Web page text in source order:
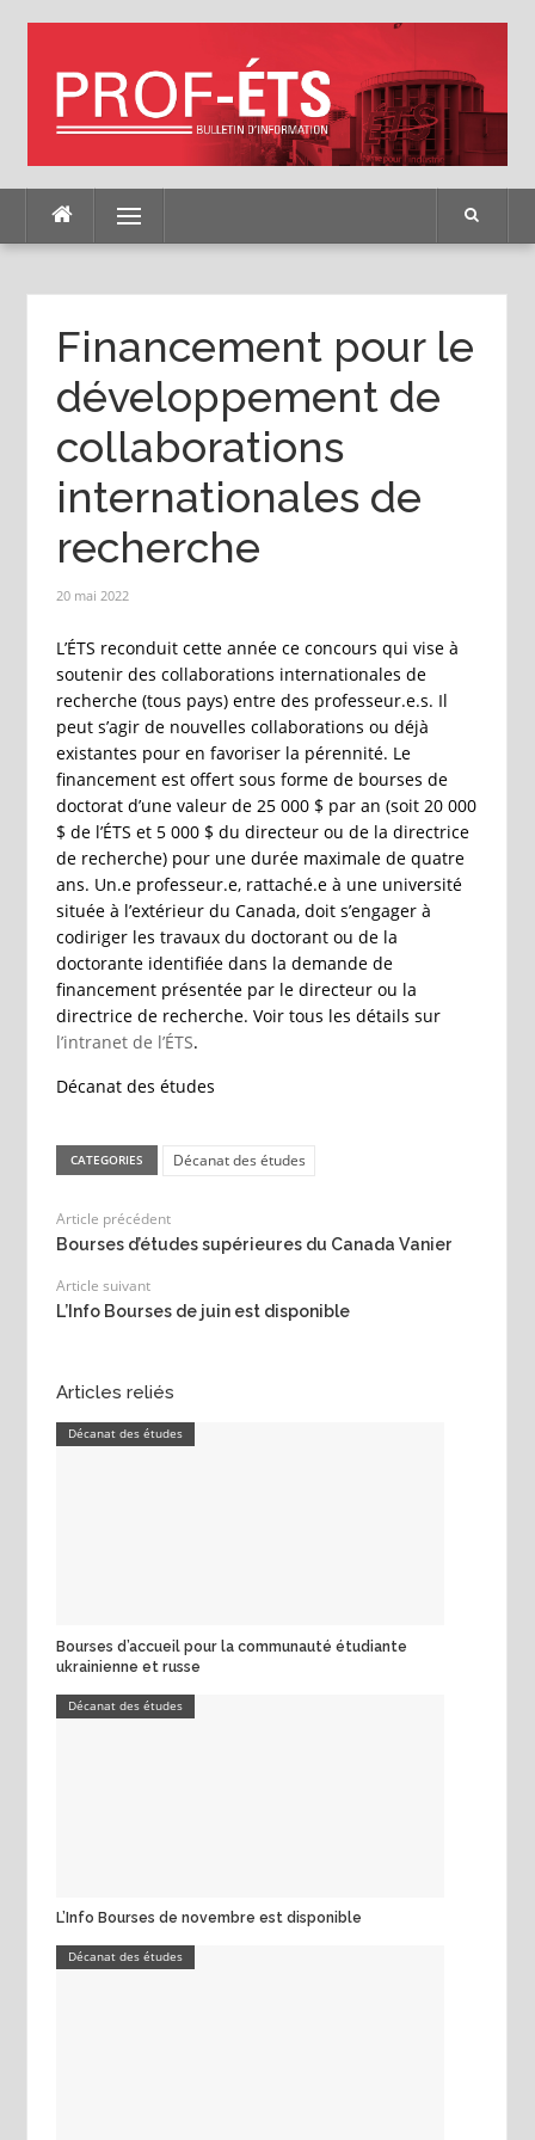
Menu
Financement pour le
développement de
collaborations
internationales de
recherche
20 mai 2022
L’ÉTS reconduit cette année ce concours qui vise à
soutenir des collaborations internationales de
recherche (tous pays) entre des professeur.e.s. Il
peut s’agir de nouvelles collaborations ou déjà
existantes pour en favoriser la pérennité. Le
financement est offert sous forme de bourses de
doctorat d’une valeur de 25 000 $ par an (soit 20 000
$ de l’ÉTS et 5 000 $ du directeur ou de la directrice
de recherche) pour une durée maximale de quatre
ans. Un.e professeur.e, rattaché.e à une université
située à l’extérieur du Canada, doit s’engager à
codiriger les travaux du doctorant ou de la
doctorante identifiée dans la demande de
financement présentée par le directeur ou la
directrice de recherche. Voir tous les détails sur
l’intranet de l’ÉTS.
Décanat des études
CATEGORIES Décanat des études
Article précédent
Bourses d’études supérieures du Canada Vanier
Article suivant
L’Info Bourses de juin est disponible
Articles reliés
Décanat des études
Bourses d’accueil pour la communauté étudiante
ukrainienne et russe
Décanat des études
L’Info Bourses de novembre est disponible
Décanat des études